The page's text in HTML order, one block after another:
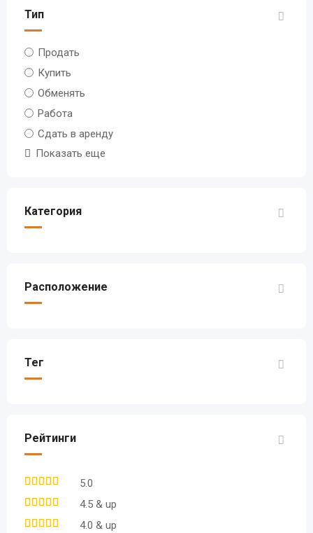
Тип
Продать
Купить
Обменять
Работа
Сдать в аренду
Показать еще
Категория
Расположение
Тег
Рейтинги
5.0
4.5 & up
4.0 & up